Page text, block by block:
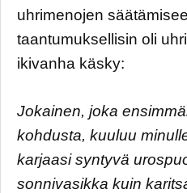
uhrimenojen
taantumuksellisin oli
ikivanha käsky:
Jokainen, joka
kohdusta, kuuluu
karjaasi syntyvä
sonnivasikka kuin